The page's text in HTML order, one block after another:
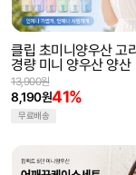
클립 초미니양우산 고리형 5단 초
경량 미니 양우산 양산
8,190원41%
13,900원
무료배송